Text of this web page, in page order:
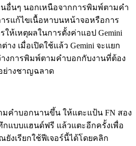
อื่นๆ นอกเหนือจากการพิมพ์ตามคำ
ารแก้ไขเนื้อหาบนหน้าจอหรือการ
ให้เหตุผลในการตั้งค่าแอป Gemini
ง เมื่อเปิดใช้แล้ว Gemini จะแยก
งการพิมพ์ตามคำบอกกับงานที่ต้อง
ย่างชาญฉลาด
คำบอกนานขึ้น ให้แตะแป้น FN สอง
กแบบแฮนด์ฟรี แล้วแตะอีกครั้งเพื่อ
งเรียกใช้ฟีเจอร์นี้ได้โดยคลิก